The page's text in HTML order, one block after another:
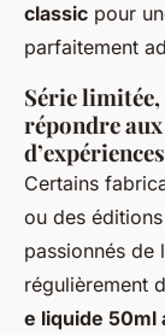
classic pour
parfaitement
Série
répondre
Certains
ou des
passionnés de
régulièrement
e liquide 50ml